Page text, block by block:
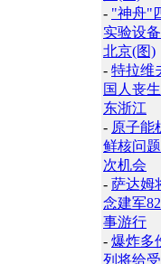
- "神舟"
实验设
北京(图)
- 特拉维
国人丧
东浙江
- 原子能
鲜核问
次机会
- 萨达姆
念建军
事游行
- 爆炸多
列将给